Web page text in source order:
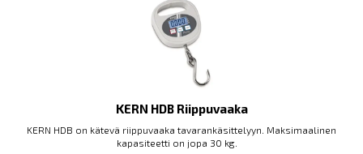
KERN HDB Riippuvaaka
KERN HDB on kätevä riippuvaaka tavarankäsittelyyn. Maksimaalinen
kapasiteetti on jopa 30 kg.